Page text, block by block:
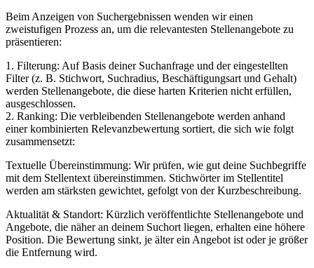
Beim Anzeigen von Suchergebnissen wenden wir einen
zweistufigen Prozess an, um die relevantesten Stellenangebote zu
präsentieren:
1. Filterung: Auf Basis deiner Suchanfrage und der eingestellten
Filter (z. B. Stichwort, Suchradius, Beschäftigungsart und Gehalt)
werden Stellenangebote, die diese harten Kriterien nicht erfüllen,
ausgeschlossen.
2. Ranking: Die verbleibenden Stellenangebote werden anhand
einer kombinierten Relevanzbewertung sortiert, die sich wie folgt
zusammensetzt:
Textuelle Übereinstimmung: Wir prüfen, wie gut deine Suchbegriffe
mit dem Stellentext übereinstimmen. Stichwörter im Stellentitel
werden am stärksten gewichtet, gefolgt von der Kurzbeschreibung.
Aktualität & Standort: Kürzlich veröffentlichte Stellenangebote und
Angebote, die näher an deinem Suchort liegen, erhalten eine höhere
Position. Die Bewertung sinkt, je älter ein Angebot ist oder je größer
die Entfernung wird.